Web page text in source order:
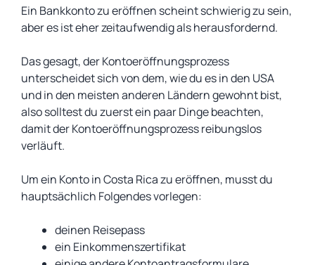
Ein Bankkonto zu eröffnen scheint schwierig zu sein,
aber es ist eher zeitaufwendig als herausfordernd.
Das gesagt, der Kontoeröffnungsprozess
unterscheidet sich von dem, wie du es in den USA
und in den meisten anderen Ländern gewohnt bist,
also solltest du zuerst ein paar Dinge beachten,
damit der Kontoeröffnungsprozess reibungslos
verläuft.
Um ein Konto in Costa Rica zu eröffnen, musst du
hauptsächlich Folgendes vorlegen:
deinen Reisepass
ein Einkommenszertifikat